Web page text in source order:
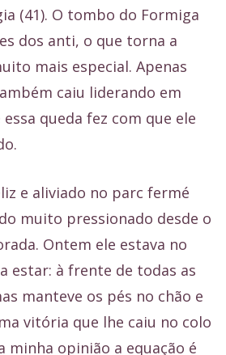
(41). O tombo do Formiga
dos anti, o que torna a
mais especial. Apenas
caiu liderando em
queda fez com que ele
e aliviado no parc fermé
muito pressionado desde o
Ontem ele estava no
estar: à frente de todas as
manteve os pés no chão e
vitória que lhe caiu no colo
minha opinião a equação é